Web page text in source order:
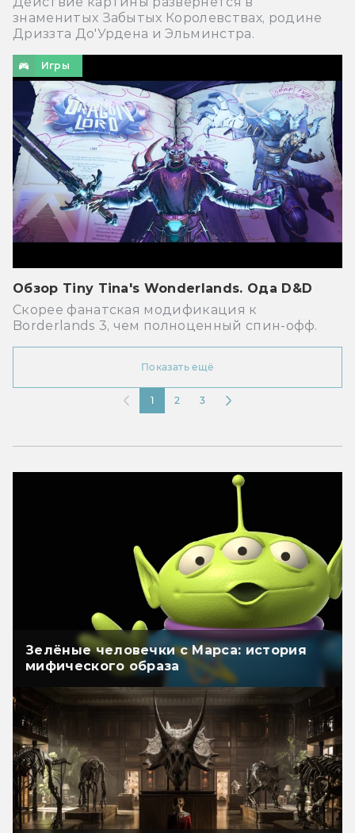
знаменитых Забытых Королевствах, родине
Дриззта До'Урдена и Эльминстра.
Игры
Обзор Tiny Tina's Wonderlands. Ода D&D
Скорее фанатская модификация к
Borderlands 3, чем полноценный спин-офф.
Показать ещё
1 2 3
Зелёные человечки с Марса: история
мифического образа